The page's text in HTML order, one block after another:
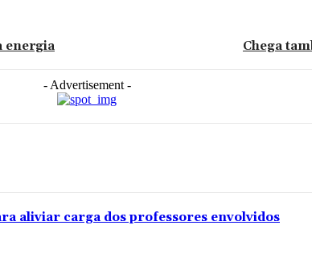
energia
Chega
- Advertisement -
aliviar carga dos professores envolvidos